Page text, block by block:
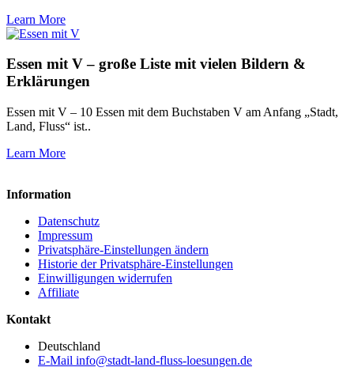
Learn More
Essen mit V – große Liste mit vielen Bildern &
Erklärungen
Essen mit V – 10 Essen mit dem Buchstaben V am Anfang „Stadt,
Land, Fluss“ ist..
Learn More
Information
Datenschutz
Impressum
Privatsphäre-Einstellungen ändern
Historie der Privatsphäre-Einstellungen
Einwilligungen widerrufen
Affiliate
Kontakt
Deutschland
E-Mail info@stadt-land-fluss-loesungen.de